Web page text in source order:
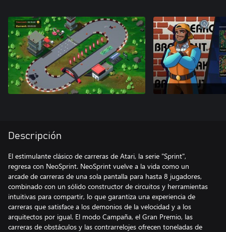
Descripción
El estimulante clásico de carreras de Atari, la serie "Sprint",
regresa con NeoSprint. NeoSprint vuelve a la vida como un
arcade de carreras de una sola pantalla para hasta 8 jugadores,
combinado con un sólido constructor de circuitos y herramientas
intuitivas para compartir, lo que garantiza una experiencia de
carreras que satisface a los demonios de la velocidad y a los
arquitectos por igual. El modo Campaña, el Gran Premio, las
carreras de obstáculos y las contrarrelojes ofrecen toneladas de